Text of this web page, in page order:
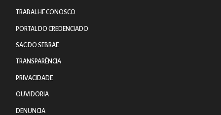
TRABALHE CONOSCO
PORTAL DO CREDENCIADO
SAC DO SEBRAE
TRANSPARÊNCIA
PRIVACIDADE
OUVIDORIA
DENUNCIA